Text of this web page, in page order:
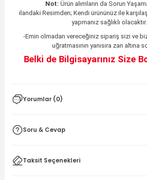
Not: Ürün alımların da Sorun
ilandaki Resimden; Kendi ürününüz ile
yapmanız sağlıklı olacaktır.
-Emin olmadan vereceğiniz sipariş sizi ve
uğratmasının yanısıra zan altına
Belki de Bilgisayarınız Size
Yorumlar (0)
Soru & Cevap
Taksit Seçenekleri